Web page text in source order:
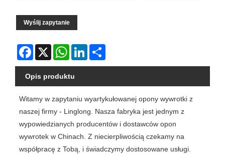
Wyślij zapytanie
Facebook
X WhatsApp
LinkedIn
Opis produktu
Witamy w zapytaniu wyartykułowanej opony wywrotki z
naszej firmy - Linglong. Nasza fabryka jest jednym z
wypowiedzianych producentów i dostawców opon
wywrotek w Chinach. Z niecierpliwością czekamy na
współpracę z Tobą, i świadczymy dostosowane usługi.